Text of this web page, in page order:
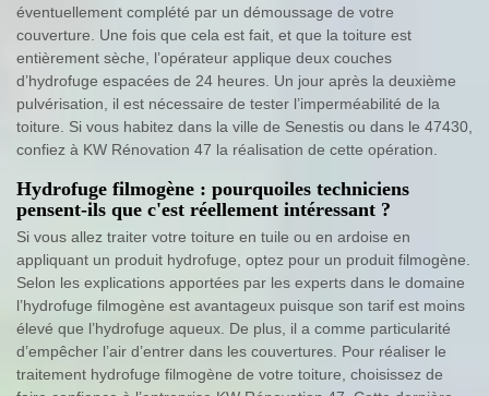
éventuellement complété par un démoussage de votre
couverture. Une fois que cela est fait, et que la toiture est
entièrement sèche, l’opérateur applique deux couches
d’hydrofuge espacées de 24 heures. Un jour après la deuxième
pulvérisation, il est nécessaire de tester l’imperméabilité de la
toiture. Si vous habitez dans la ville de Senestis ou dans le 47430,
confiez à KW Rénovation 47 la réalisation de cette opération.
Hydrofuge filmogène : pourquoiles techniciens
pensent-ils que c'est réellement intéressant ?
Si vous allez traiter votre toiture en tuile ou en ardoise en
appliquant un produit hydrofuge, optez pour un produit filmogène.
Selon les explications apportées par les experts dans le domaine
l’hydrofuge filmogène est avantageux puisque son tarif est moins
élevé que l’hydrofuge aqueux. De plus, il a comme particularité
d’empêcher l’air d’entrer dans les couvertures. Pour réaliser le
traitement hydrofuge filmogène de votre toiture, choisissez de